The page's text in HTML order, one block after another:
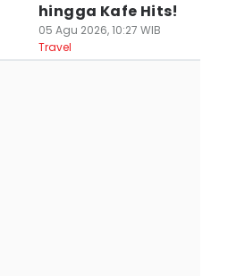
hingga Kafe Hits!
05 Agu 2026, 10:27 WIB
Travel